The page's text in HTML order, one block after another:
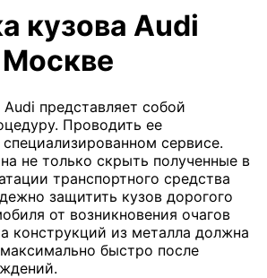
кузова Audi
представляет собой
Проводить ее
сервисе.
не только скрыть полученные в
транспортного средства
защитить кузов дорогого
от возникновения очагов
конструкций из металла должна
быстро после